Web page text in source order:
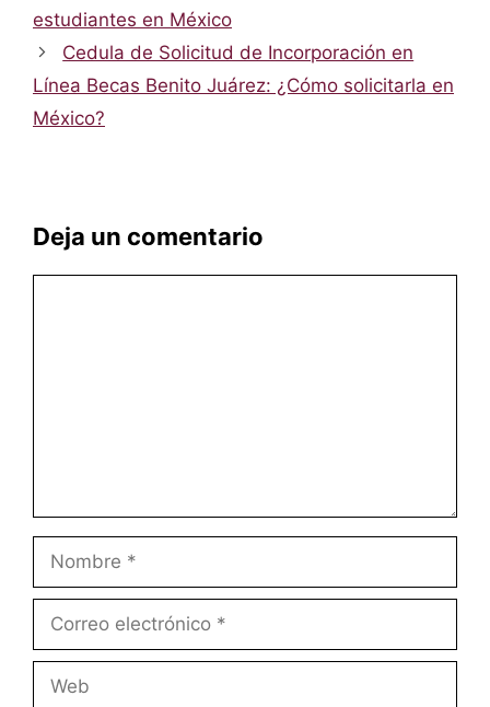
estudiantes en México
Cedula de Solicitud de Incorporación en
Línea Becas Benito Juárez: ¿Cómo solicitarla en
México?
Deja un comentario
Nombre
Correo
Web